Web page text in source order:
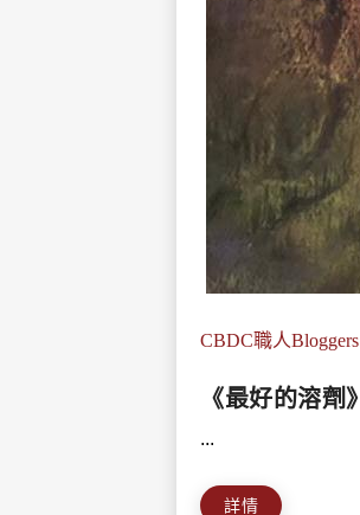
CBDC職人Bloggers
《最好的溶劑》
...
詳情